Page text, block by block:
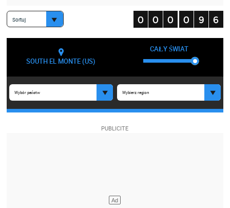
Sortuj
SOUTH EL MONTE (US)
CAŁY ŚWIAT
Wybór państw Wybierz region